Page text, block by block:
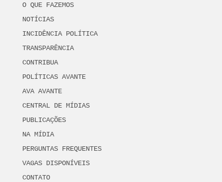
O QUE FAZEMOS
NOTÍCIAS
INCIDÊNCIA POLÍTICA
TRANSPARÊNCIA
CONTRIBUA
POLÍTICAS AVANTE
AVA AVANTE
CENTRAL DE MÍDIAS
PUBLICAÇÕES
NA MÍDIA
PERGUNTAS FREQUENTES
VAGAS DISPONÍVEIS
CONTATO